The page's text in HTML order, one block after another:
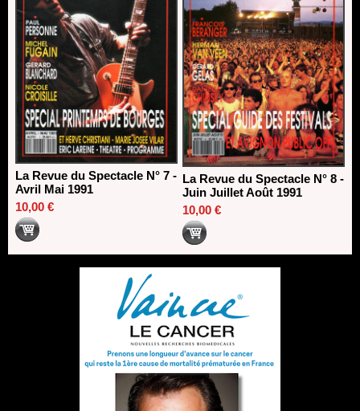
La Revue du Spectacle N° 7 -
Avril Mai 1991
10,00 €
La Revue du Spectacle N° 8 -
Juin Juillet Août 1991
10,00 €